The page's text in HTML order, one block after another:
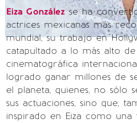
Eiza Gonzálezse ha
actrices mexicanas más
mundial, su trabajo en
catapultado a lo más alto
cinematográfica
logrado ganar millones de
el planeta, quienes, no sólo
sus actuaciones, sino que,
inspirado en Eiza como